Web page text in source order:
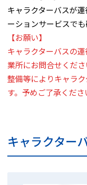
キャラクターバスが
ーションサービスでも
【お願い】
キャラクターバスの
業所にお問合せくださ
整備等によりキャラ
す。予めご了承くださ
キャラクター